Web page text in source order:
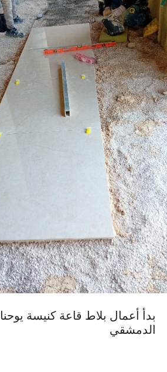
بدأ أعمال بلاط قاعة كنيسة يوحنا
الدمشقي